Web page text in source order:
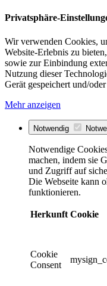
Privatsphäre-
Wir verwenden Cookies,
Website-Erlebnis zu
sowie zur Einbindung
Nutzung dieser
Gerät gespeichert und/
Mehr anzeigen
Notwendig
Notwendige
machen, indem sie
und Zugriff auf
Die Webseite kann
funktionieren.
Herkunft Cookie
Cookie
Consent